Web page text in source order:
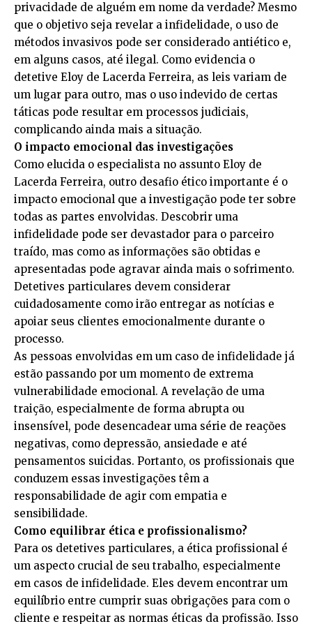
privacidade de alguém em nome da verdade? Mesmo
que o objetivo seja revelar a infidelidade, o uso de
métodos invasivos pode ser considerado antiético e,
em alguns casos, até ilegal. Como evidencia o
detetive Eloy de Lacerda Ferreira, as leis variam de
um lugar para outro, mas o uso indevido de certas
táticas pode resultar em processos judiciais,
complicando ainda mais a situação.
O impacto emocional das investigações
Como elucida o especialista no assunto Eloy de
Lacerda Ferreira, outro desafio ético importante é o
impacto emocional que a investigação pode ter sobre
todas as partes envolvidas. Descobrir uma
infidelidade pode ser devastador para o parceiro
traído, mas como as informações são obtidas e
apresentadas pode agravar ainda mais o sofrimento.
Detetives particulares devem considerar
cuidadosamente como irão entregar as notícias e
apoiar seus clientes emocionalmente durante o
processo.
As pessoas envolvidas em um caso de infidelidade já
estão passando por um momento de extrema
vulnerabilidade emocional. A revelação de uma
traição, especialmente de forma abrupta ou
insensível, pode desencadear uma série de reações
negativas, como depressão, ansiedade e até
pensamentos suicidas. Portanto, os profissionais que
conduzem essas investigações têm a
responsabilidade de agir com empatia e
sensibilidade.
Como equilibrar ética e profissionalismo?
Para os detetives particulares, a ética profissional é
um aspecto crucial de seu trabalho, especialmente
em casos de infidelidade. Eles devem encontrar um
equilíbrio entre cumprir suas obrigações para com o
cliente e respeitar as normas éticas da profissão. Isso